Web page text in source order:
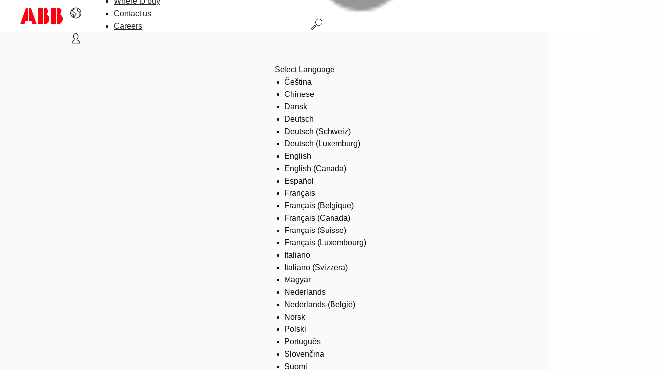
Contact us
Careers
Select Language
Čeština
Chinese
Dansk
Deutsch
Deutsch (Schweiz)
Deutsch (Luxemburg)
English
English (Canada)
Español
Français
Français (Belgique)
Français (Canada)
Français (Suisse)
Français (Luxembourg)
Italiano
Italiano (Svizzera)
Magyar
Nederlands
Nederlands (België)
Norsk
Polski
Português
Slovenčina
Suomi